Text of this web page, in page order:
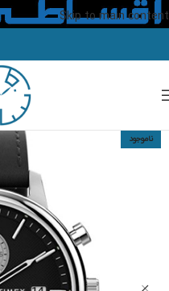
Skip to main content
ناموجود